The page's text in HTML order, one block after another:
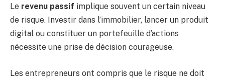
Le revenu passif implique souvent un certain niveau
de risque. Investir dans l’immobilier, lancer un produit
digital ou constituer un portefeuille d’actions
nécessite une prise de décision courageuse.
Les entrepreneurs ont compris que le risque ne doit